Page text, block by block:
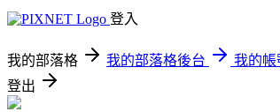
登入
我的部落格 我的部落格後台
我的帳
登出